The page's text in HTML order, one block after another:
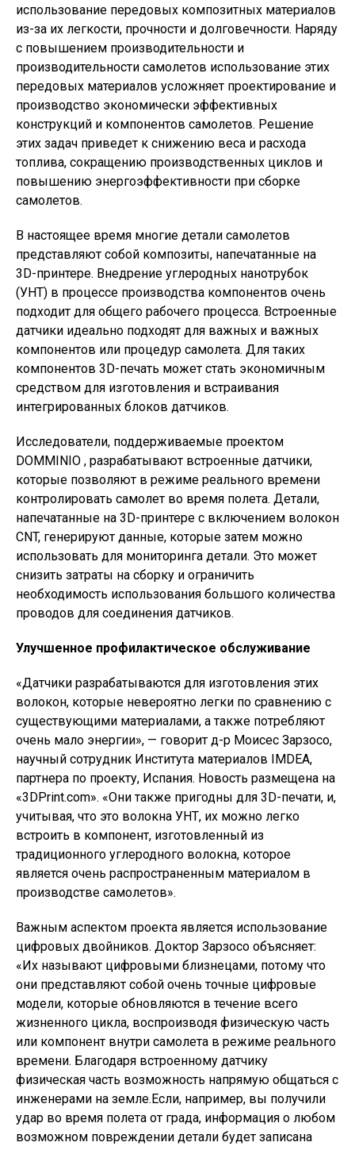
использование передовых композитных материалов
из-за их легкости, прочности и долговечности. Наряду
с повышением производительности и
производительности самолетов использование этих
передовых материалов усложняет проектирование и
производство экономически эффективных
конструкций и компонентов самолетов. Решение
этих задач приведет к снижению веса и расхода
топлива, сокращению производственных циклов и
повышению энергоэффективности при сборке
самолетов.
В настоящее время многие детали самолетов
представляют собой композиты, напечатанные на
3D-принтере. Внедрение углеродных нанотрубок
(УНТ) в процессе производства компонентов очень
подходит для общего рабочего процесса. Встроенные
датчики идеально подходят для важных и важных
компонентов или процедур самолета. Для таких
компонентов 3D-печать может стать экономичным
средством для изготовления и встраивания
интегрированных блоков датчиков.
Исследователи, поддерживаемые проектом
DOMMINIO , разрабатывают встроенные датчики,
которые позволяют в режиме реального времени
контролировать самолет во время полета. Детали,
напечатанные на 3D-принтере с включением волокон
CNT, генерируют данные, которые затем можно
использовать для мониторинга детали. Это может
снизить затраты на сборку и ограничить
необходимость использования большого количества
проводов для соединения датчиков.
Улучшенное профилактическое обслуживание
«Датчики разрабатываются для изготовления этих
волокон, которые невероятно легки по сравнению с
существующими материалами, а также потребляют
очень мало энергии», — говорит д-р Моисес Зарзосо,
научный сотрудник Института материалов IMDEA,
партнера по проекту, Испания. Новость размещена на
«3DPrint.com». «Они также пригодны для 3D-печати, и,
учитывая, что это волокна УНТ, их можно легко
встроить в компонент, изготовленный из
традиционного углеродного волокна, которое
является очень распространенным материалом в
производстве самолетов».
Важным аспектом проекта является использование
цифровых двойников. Доктор Зарзосо объясняет:
«Их называют цифровыми близнецами, потому что
они представляют собой очень точные цифровые
модели, которые обновляются в течение всего
жизненного цикла, воспроизводя физическую часть
или компонент внутри самолета в режиме реального
времени. Благодаря встроенному датчику
физическая часть возможность напрямую общаться с
инженерами на земле.Если, например, вы получили
удар во время полета от града, информация о любом
возможном повреждении детали будет записана